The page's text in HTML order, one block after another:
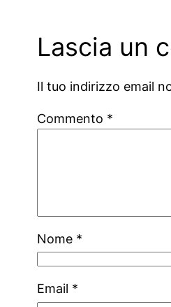
Lascia un
Il tuo indirizzo email
Commento *
Nome *
Email *